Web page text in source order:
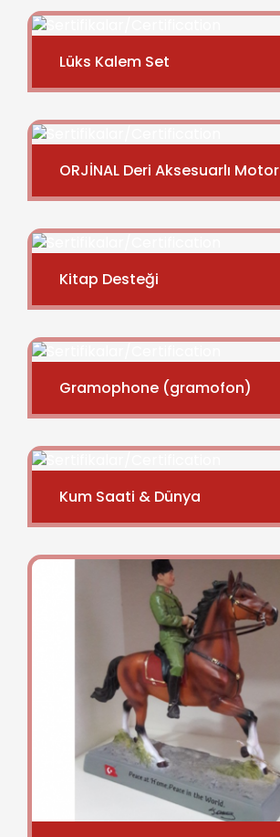
Lüks Kalem Set
ORJİNAL Deri Aksesuarlı Motor
Kitap Desteği
Gramophone (gramofon)
Kum Saati & Dünya